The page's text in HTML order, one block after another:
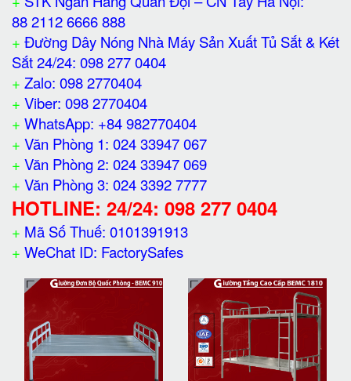
88 2112 6666 888
+ Đường Dây Nóng Nhà Máy Sản Xuất Tủ Sắt & Két
Sắt 24/24: 098 277 0404
+ Zalo: 098 2770404
+ Viber: 098 2770404
+ WhatsApp: +84 982770404
+ Văn Phòng 1: 024 33947 067
+ Văn Phòng 2: 024 33947 069
+ Văn Phòng 3: 024 3392 7777
HOTLINE: 24/24: 098 277 0404
+ Mã Số Thuế: 0101391913
+ WeChat ID: FactorySafes